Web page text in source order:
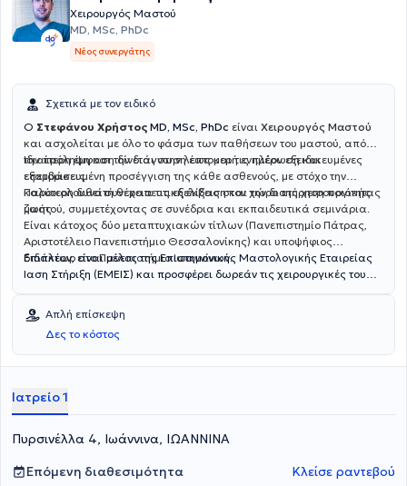
Χειρουργός Μαστού
MD, MSc, PhDc
Νέος συνεργάτης
Σχετικά με τον ειδικό
Ο Στεφάνου Χρήστος MD, MSc, PhDc είναι Χειρουργός Μαστού
και ασχολείται με όλο το φάσμα των παθήσεων του μαστού, από
την πρόληψη και την διάγνωση έως και τις πλέον εξειδικευμένες
επεμβάσεις.
Ιδιαίτερη έμφαση δίνεται στην λεπτομερή ενημέρωση και
εξατομικευμένη προσέγγιση της κάθε ασθενούς, με στόχο την
καλύτερη δυνατή θεραπευτική έκβαση και την διατήρηση ποιότητας
ζωής.
Παρακολουθεί συνέχεια τις εξελίξεις στον χώρο της χειρουργικής
μαστού, συμμετέχοντας σε συνέδρια και εκπαιδευτικά σεμινάρια.
Είναι κάτοχος δύο μεταπτυχιακών τίτλων (Πανεπιστημίο Πάτρας,
Αριστοτέλειο Πανεπιστήμιο Θεσσαλονίκης) και υποψήφιος
διδάκτωρ στο Πανεπιστήμιο Ιωαννίνων.
Επιπλέον, είναι μέλος της Επιστημονικής Μαστολογικής Εταιρείας
Ίαση Στήριξη (ΕΜΕΙΣ) και προσφέρει δωρεάν τις χειρουργικές του
στις δράσεις της εταιρείας για ενημέρωση του κοινού για τον
καρκίνο του μαστού και εξέταση γυναικών σε απομακρυσμένα μέρη
της Ελλάδας.
Απλή επίσκεψη
Δες το κόστος
Ιατρείο 1
Πυρσινέλλα 4, Ιωάννινα, ΙΩΑΝΝΙΝΑ
Επόμενη διαθεσιμότητα
Κλείσε ραντεβού